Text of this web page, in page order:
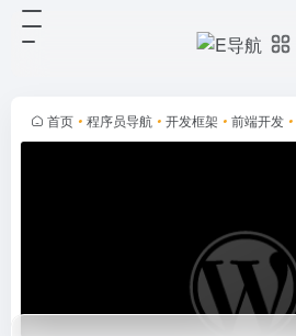
首页 • 程序员导航 • 开发框架 • 前端开发 •
HTML/CSS/JS编写简洁组件，性能
优于传统虚拟DOM。支持交互教
程、API参考、Sv...